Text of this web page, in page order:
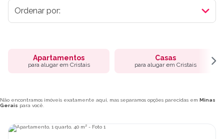
Apartamentos
para alugar em Cristais
Casas
para alugar em Cristais
Não encontramos imóveis exatamente aqui, mas separamos opções parecidas em Minas
Gerais para você.